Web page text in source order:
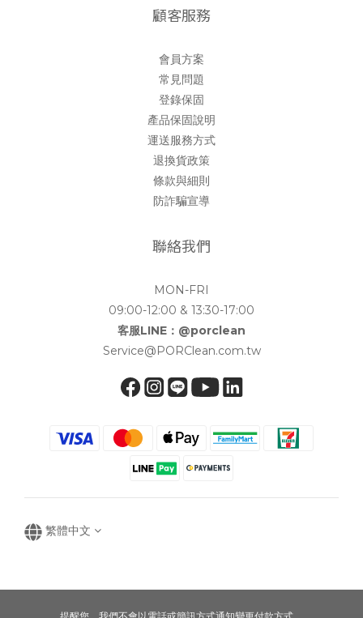
顧客服務
會員方案
常見問題
登錄保固
產品保固說明
運送服務方式
退換貨政策
條款與細則
防詐騙宣導
聯絡我們
MON-FRI
09:00-12:00 & 13:30-17:00
客服LINE：@porclean
Service@PORClean.com.tw
繁體中文